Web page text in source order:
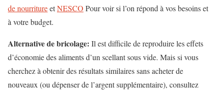
de nourritureetNESCO Pour voir si l’on répond à vos besoins et
à votre budget.
Alternative de bricolage: Il est difficile de reproduire les effets
d’économie des aliments d’un scellant sous vide. Mais si vous
cherchez à obtenir des résultats similaires sans acheter de
nouveaux (ou dépenser de l’argent supplémentaire), consultez